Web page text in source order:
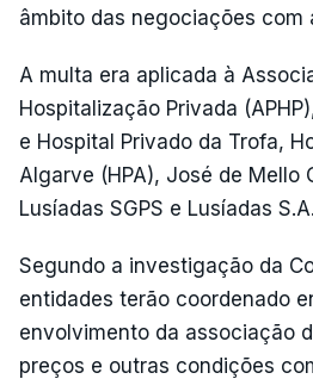
âmbito das negociações com
A multa era aplicada à
Hospitalização Privada
e Hospital Privado da Trofa,
Algarve (HPA), José de Mello
Lusíadas SGPS e Lusíadas
Segundo a investigação da
entidades terão coordenado
envolvimento da associação
preços e outras condições